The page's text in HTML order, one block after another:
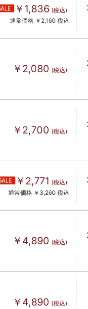
￥1,836 (税込)
通常価格 ￥2,160 税込
￥2,080 (税込)
￥2,700 (税込)
￥2,771 (税込)
通常価格 ￥3,260 税込
￥4,890 (税込)
￥4,890 (税込)